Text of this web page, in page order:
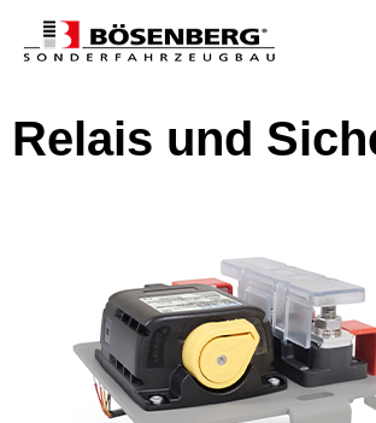
Relais und